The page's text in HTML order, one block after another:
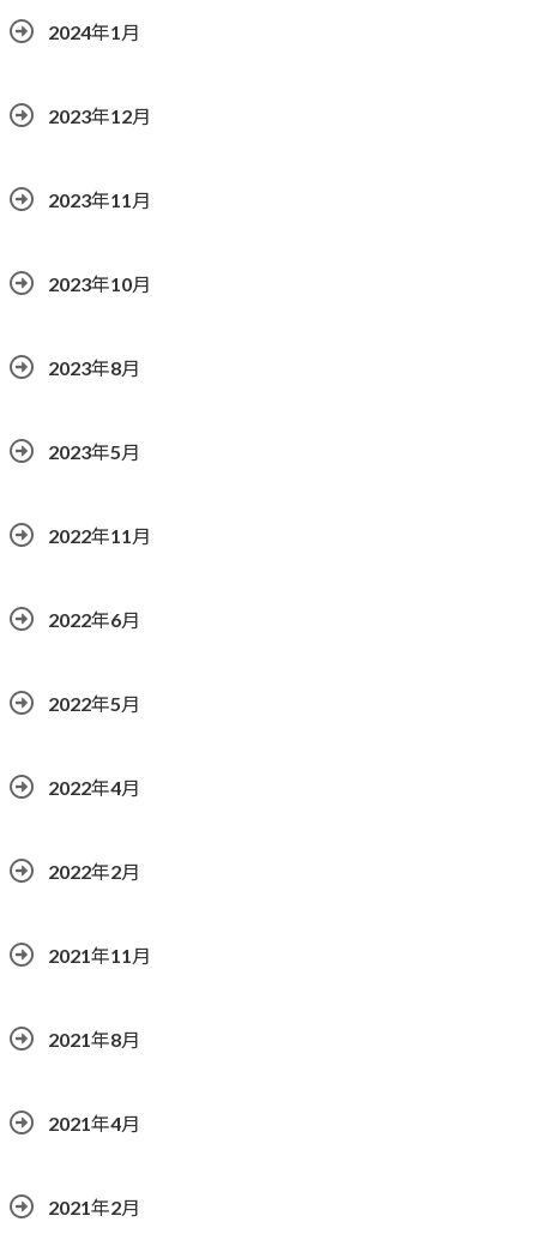
2024年1月
2023年12月
2023年11月
2023年10月
2023年8月
2023年5月
2022年11月
2022年6月
2022年5月
2022年4月
2022年2月
2021年11月
2021年8月
2021年4月
2021年2月